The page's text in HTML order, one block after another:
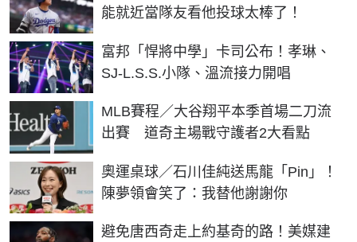
能就近當隊友看他投球太棒了！
富邦「悍將中學」卡司公布！孝琳、
SJ-L.S.S.小隊、溫流接力開唱
MLB賽程／大谷翔平本季首場二刀流
出賽 道奇主場戰守護者2大看點
奧運桌球／石川佳純送馬龍「Pin」！
陳夢領會笑了：我替他謝謝你
避免唐西奇走上約基奇的路！美媒建